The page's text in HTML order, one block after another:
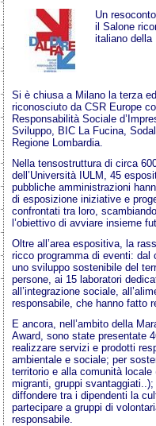
Un
il Salone
italiano della
Si è chiusa a Milano la terza
riconosciuto da CSR Europe
Responsabilità Sociale
Sviluppo, BIC La Fucina,
Regione Lombardia.
Nella tensostruttura di circa
dell’Università IULM, 45
pubbliche amministrazioni
di esposizione iniziative e
confrontati tra loro,
l’obiettivo di avviare insieme
Oltre all’area espositiva, la
ricco programma di eventi: dal
uno sviluppo sostenibile del
persone, ai 15 laboratori
all’integrazione sociale,
responsabile, che hanno fatto
E ancora, nell’ambito della
Award, sono state presentate
realizzare servizi e prodotti
ambientale e sociale; per
territorio e alla comunità
migranti, gruppi
diffondere tra i dipendenti la
partecipare a gruppi di
responsabile.